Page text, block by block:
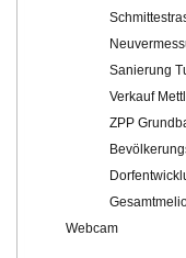
Sanierung
Verkauf
ZPP
Webcam